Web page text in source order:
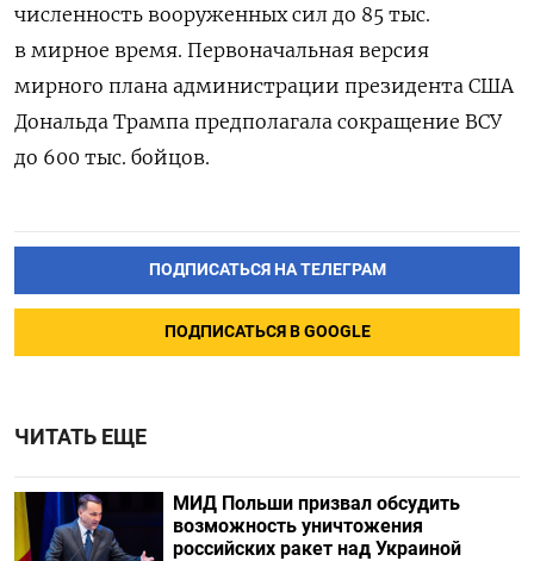
численность вооруженных сил до 85 тыс.
в мирное время. Первоначальная версия
мирного плана администрации президента США
Дональда Трампа предполагала сокращение ВСУ
до 600 тыс. бойцов.
ПОДПИСАТЬСЯ НА ТЕЛЕГРАМ
ПОДПИСАТЬСЯ В GOOGLE
ЧИТАТЬ ЕЩЕ
МИД Польши призвал обсудить
возможность уничтожения
российских ракет над Украиной